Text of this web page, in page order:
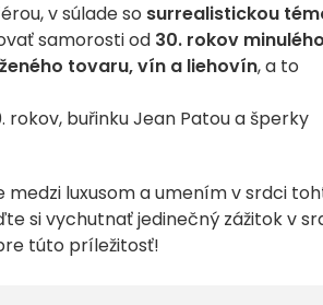
v súlade so surrealistickou
samorosti od 30. rokov
tovaru, vín a liehovín, a to
rokov, buřinku Jean Patou a šperky
luxusom a umením v srdci
si vychutnať jedinečný zážitok v
túto príležitosť!